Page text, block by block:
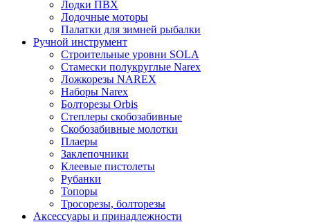
Лодки ПВХ
Лодочные моторы
Палатки для зимней рыбалки
Ручной инструмент
Строительные уровни SOLA
Стамески полукруглые Narex
Ложкорезы NAREX
Наборы Narex
Болторезы Orbis
Степлеры скобозабивные
Скобозабивные молотки
Плаеры
Заклепочники
Клеевые пистолеты
Рубанки
Топоры
Тросорезы, болторезы
Аксессуары и принадлежности